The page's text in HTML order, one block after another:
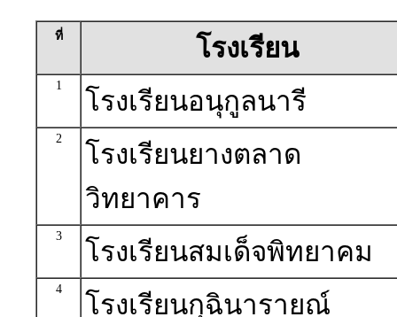
ที่ โรงเรียน
1
โรงเรียนอนุกูลนารี
2
โรงเรียนยางตลาด
วิทยาคาร
3
โรงเรียนสมเด็จพิทยาคม
4
โรงเรียนกุฉินารายณ์